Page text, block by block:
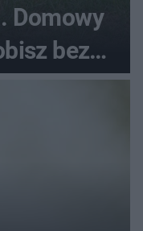
Domowy
bez